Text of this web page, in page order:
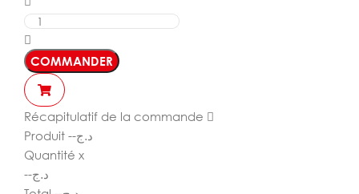
COMMANDER
Récapitulatif de la commande
Produit --د.ج
Quantité x
--د.ج